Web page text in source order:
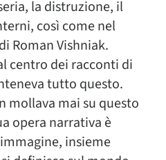
la distruzione, il
così come nel
Roman Vishniak.
centro dei racconti di
tutto questo.
mollava mai su questo
opera narrativa è
insieme